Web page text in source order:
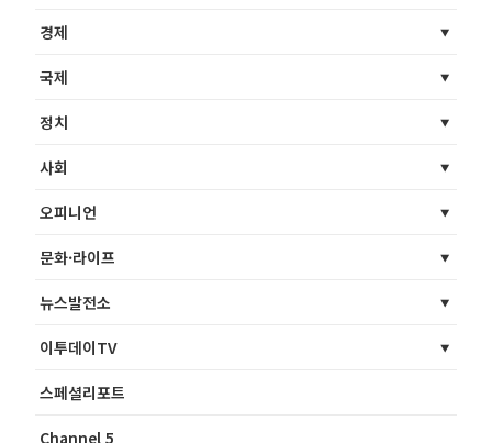
경제
국제
정치
사회
오피니언
문화·라이프
뉴스발전소
이투데이TV
스페셜리포트
Channel 5